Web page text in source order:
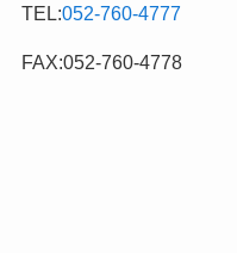
ゴ
リ
TEL:052-760-4777
FAX:052-760-4778